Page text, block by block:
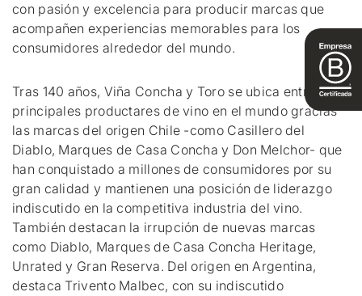
con pasión y excelencia para producir marcas que
acompañen experiencias memorables para los
consumidores alrededor del mundo.
Tras 140 años, Viña Concha y Toro se ubica entre las
principales productares de vino en el mundo gracias
las marcas del origen Chile -como Casillero del
Diablo, Marques de Casa Concha y Don Melchor- que
han conquistado a millones de consumidores por su
gran calidad y mantienen una posición de liderazgo
indiscutido en la competitiva industria del vino.
También destacan la irrupción de nuevas marcas
como Diablo, Marques de Casa Concha Heritage,
Unrated y Gran Reserva. Del origen en Argentina,
destaca Trivento Malbec, con su indiscutido